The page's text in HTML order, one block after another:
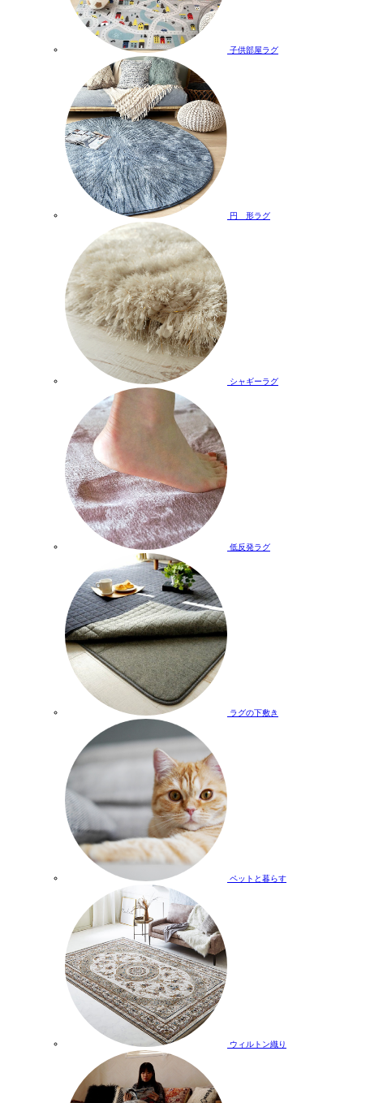
子供部屋ラグ
円 形ラグ
シャギーラグ
低反発ラグ
ラグの下敷き
ペットと暮らす
ウィルトン織り